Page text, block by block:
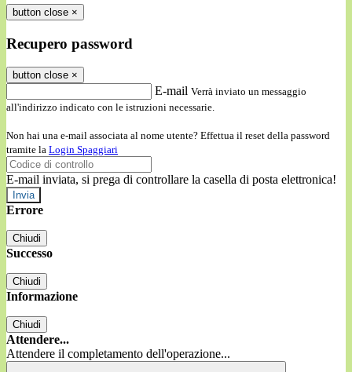
button close ×
Recupero password
button close ×
E-mail Verrà inviato un messaggio
all'indirizzo indicato con le istruzioni necessarie.
Non hai una e-mail associata al nome utente? Effettua il reset della password
tramite la Login Spaggiari
E-mail inviata, si prega di controllare la casella di posta elettronica!
Errore
Chiudi
Successo
Chiudi
Informazione
Chiudi
Attendere...
Attendere il completamento dell'operazione...